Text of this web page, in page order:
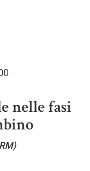
nelle fasi